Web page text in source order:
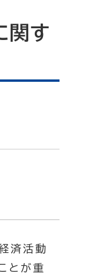
関す
済活動
とが重